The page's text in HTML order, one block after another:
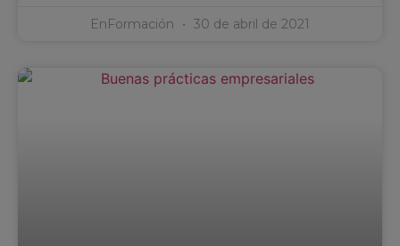
EnFormación 30 de abril de 2021